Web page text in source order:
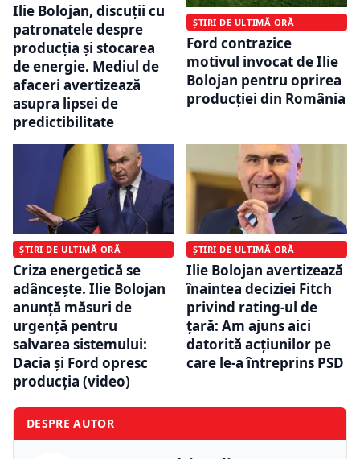
Ilie Bolojan, discuții cu
patronatele despre
producția și stocarea
de energie. Mediul de
afaceri avertizează
asupra lipsei de
predictibilitate
ȘTIRI DE ULTIMĂ ORĂ
Ford contrazice
motivul invocat de Ilie
Bolojan pentru oprirea
producției din România
ȘTIRI DE ULTIMĂ ORĂ
Criza energetică se
adâncește. Ilie Bolojan
anunță măsuri de
urgență pentru
salvarea sistemului:
Dacia și Ford opresc
producția (video)
ȘTIRI DE ULTIMĂ ORĂ
Ilie Bolojan avertizează
înaintea deciziei Fitch
privind rating-ul de
țară: Am ajuns aici
datorită acțiunilor pe
care le-a întreprins PSD
DESPRE AUTOR